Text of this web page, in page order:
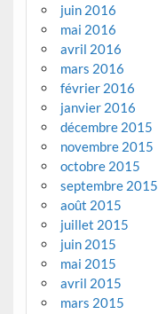
juin 2016
mai 2016
avril 2016
mars 2016
février 2016
janvier 2016
décembre 2015
novembre 2015
octobre 2015
septembre 2015
août 2015
juillet 2015
juin 2015
mai 2015
avril 2015
mars 2015